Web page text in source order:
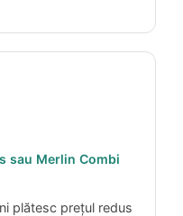
sau Merlin Combi
plătesc prețul redus